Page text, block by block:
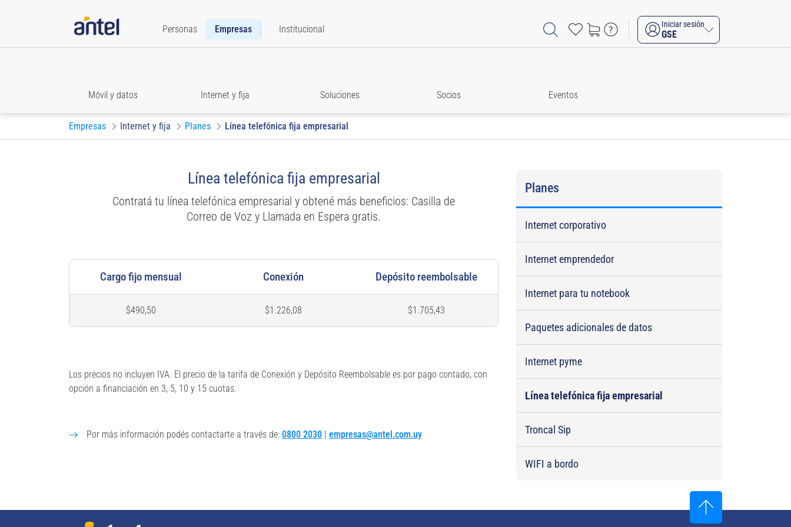
Personas Empresas Institucional Iniciar sesión
GSE
Móvil y datos Internet y fija Soluciones Socios Eventos
Empresas Internet y fija Planes Línea telefónica fija empresarial
Línea telefónica fija empresarial
Contratá tu línea telefónica empresarial y obtené más beneficios: Casilla de
Correo de Voz y Llamada en Espera gratis.
Cargo fijo mensual Conexión Depósito reembolsable
$490,50 $1.226,08 $1.705,43
Los precios no incluyen IVA. El precio de la tarifa de Conexión y Depósito Reembolsable es por pago contado, con
opción a financiación en 3, 5, 10 y 15 cuotas.
Por más información podés contactarte a través de: 0800 2030 | empresas@antel.com.uy
Planes
Internet corporativo
Internet emprendedor
Internet para tu notebook
Paquetes adicionales de datos
Internet pyme
Línea telefónica fija empresarial
Troncal Sip
WIFI a bordo